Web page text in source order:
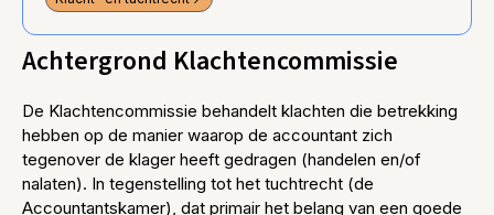
Achtergrond Klachtencommissie
De Klachtencommissie behandelt klachten die betrekking
hebben op de manier waarop de accountant zich
tegenover de klager heeft gedragen (handelen en/of
nalaten). In tegenstelling tot het tuchtrecht (de
Accountantskamer), dat primair het belang van een goede